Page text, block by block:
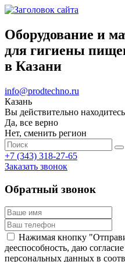
Оборудование и
для гигиены
в Казани
info@prodtechno.ru
Казань
Вы действительно
Да, все верно
Нет, сменить регион
+7 (343) 318-27-65
Заказать звонок
Обратный звонок
Нажимая кнопку
дееспособность, даю
персональных данных в